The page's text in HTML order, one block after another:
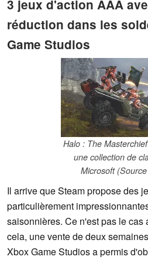
3 jeux d'action AAA
réduction dans les
Game Studios
Halo : The
une collection de
Microsoft
Il arrive que Steam propose des
particulièrement
saisonnières. Ce n'est pas le
cela, une vente de deux
Xbox Game Studios a permis